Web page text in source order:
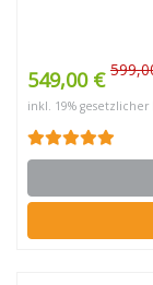
549,00 €
inkl. 19% gesetzlicher